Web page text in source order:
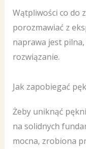
Wątpliwości co do
porozmawiać z
naprawa jest
rozwiązanie.
Jak zapobiegać
Żeby uniknąć
na solidnych
mocna, zrobiona